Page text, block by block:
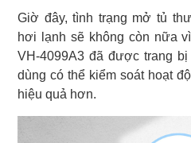
Giờ đây, tình trạng mở tủ
hơi lạnh sẽ không còn nữa
VH-4099A3 đã được trang
dùng có thể kiểm soát hoạt
hiệu quả hơn.